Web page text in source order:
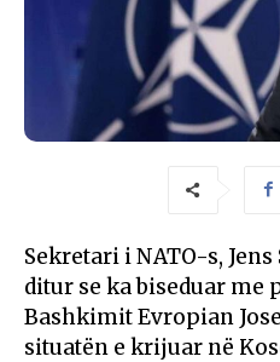
Sekretari i NATO-s,
ditur se ka biseduar me
Bashkimit Evropian
situatën e krijuar në